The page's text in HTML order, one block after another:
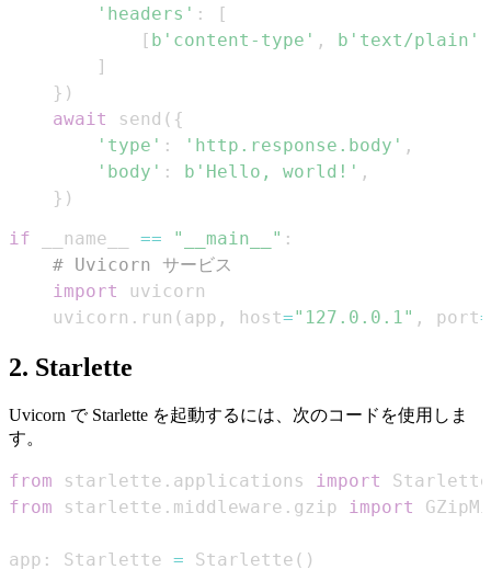
'headers' :
[
[ b'content-type' , b'text/plain'
]
} )
await
send ( {
'type' : 'http.response.body' ,
'body' : b'Hello, world!' ,
} )
if __name__ == "__main__" :
# Uvicorn サービス
import
    uvicorn
. run ( app , host="127.0.0.1" , port=
2. Starlette
Uvicorn で Starlette を起動するには、次のコードを使用しま
す。
from starlette . applications import
from starlette . middleware . gzip import
app : Starlette = Starlette ( )